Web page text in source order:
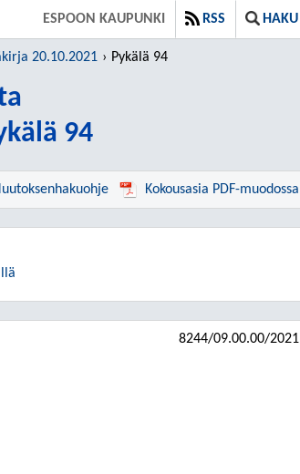
ESPOON KAUPUNKI RSS HAKU
20.10.2021 Pykälä 94
94
Kokousasia PDF-muodossa
8244/09.00.00/2021